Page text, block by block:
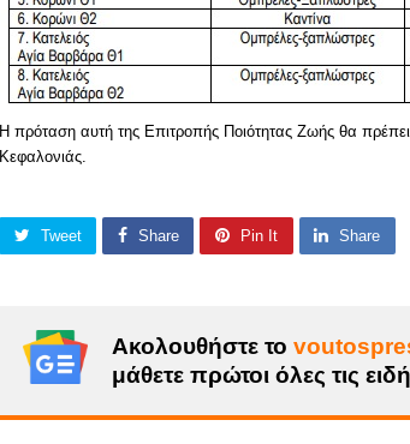
Η πρόταση αυτή της Επιτροπής Ποιότητας Ζωής θα
Κεφαλονιάς.
Tweet Share Pin It Share
Ακολουθήστε το
μάθετε πρώτοι όλες τις